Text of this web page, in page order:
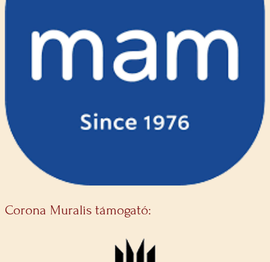
Corona Muralis támogató: